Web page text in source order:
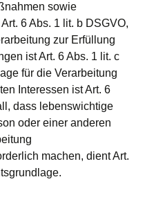
sowie
6 Abs. 1 lit. b DSGVO,
zur Erfüllung
ist Art. 6 Abs. 1 lit. c
für die Verarbeitung
Interessen ist Art. 6
dass lebenswichtige
oder einer anderen
machen, dient Art.